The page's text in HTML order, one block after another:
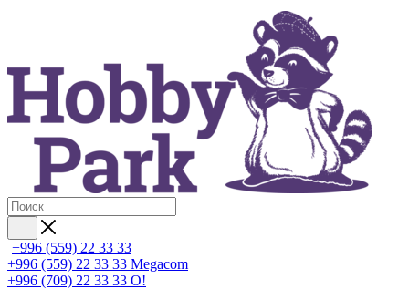
+996 (559) 22 33 33
+996 (559) 22 33 33 Megacom
+996 (709) 22 33 33 O!